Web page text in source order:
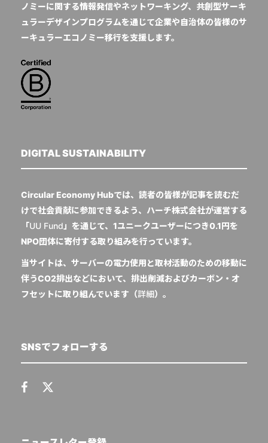
ノミーに関する情報発信やネットワーキング、共創型サーキ
ュラーデザインプログラムを通じて企業や自治体の皆様のサ
ーキュラーエコノミー移行を支援します。
DIGITAL SUSTAINABILITY
Circular Economy Hubでは、読者の皆様が記事を読むだ
けで社会貢献に参加できるよう、ハーチ株式会社が運営する
「UU Fund 」を通じて、1ユニークユーザーにつき0.1円を
NPO団体に寄付する取り組みを行っています。
当サイトは、サーバーの電力使用と取材活動のための移動に
伴うCO2排出などにおいて、排出削減およびカーボン・オ
フセットに取り組んでいます（詳細）。
SNSでフォローする